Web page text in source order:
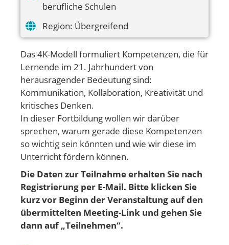
berufliche Schulen
Region: Übergreifend
Das 4K-Modell formuliert Kompetenzen, die für
Lernende im 21. Jahrhundert von
herausragender Bedeutung sind:
Kommunikation, Kollaboration, Kreativität und
kritisches Denken.
In dieser Fortbildung wollen wir darüber
sprechen, warum gerade diese Kompetenzen
so wichtig sein könnten und wie wir diese im
Unterricht fördern können.
Die Daten zur Teilnahme erhalten Sie nach
Registrierung per E-Mail. Bitte klicken Sie
kurz vor Beginn der Veranstaltung auf den
übermittelten Meeting-Link und gehen Sie
dann auf „Teilnehmen“.